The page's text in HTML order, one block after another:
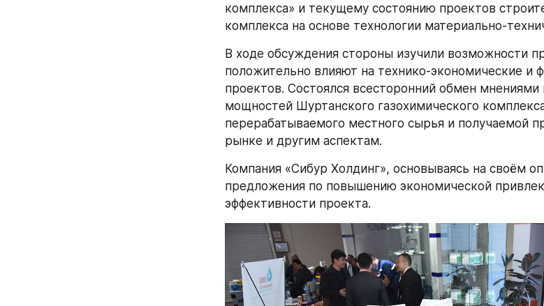
комплекса» и текущему состоянию проектов
комплекса на основе технологии материально-
В ходе обсуждения стороны изучили возможности
положительно влияют на технико-экономические и
проектов. Состоялся всесторонний обмен
мощностей Шуртанского газохимического
перерабатываемого местного сырья и получаемой
рынке и другим аспектам.
Компания «Сибур Холдинг», основываясь на своём
предложения по повышению экономической
эффективности проекта.